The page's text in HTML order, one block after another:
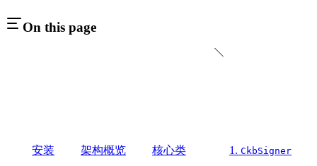
On this page
安装 架构概览 核心类 1. CkbSigner